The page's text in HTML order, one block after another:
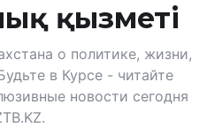
қызметі
о политике, жизни,
в Курсе - читайте
новости сегодня